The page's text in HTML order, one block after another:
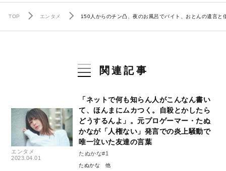
TOP エンタメ 150人からのチン凸、夜のお風呂でバイト、おとんの遺言
関連記事
エンタメ
2023.04.01
「ネットで何も知らん人がこんなん書い
て、ほんまにムカつく。自殺とかしたら
どうするんよ」。元プロゲーマー・たぬ
かなが「人権ない」発言での炎上騒動で
唯一泣いた友達の言葉
たぬかな#1
たぬかな